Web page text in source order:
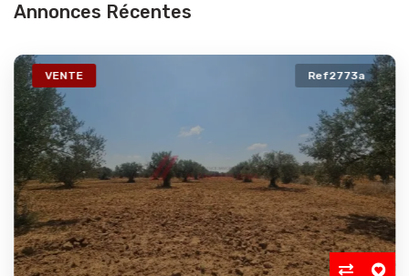
Annonces Récentes
VENTE Ref2773a